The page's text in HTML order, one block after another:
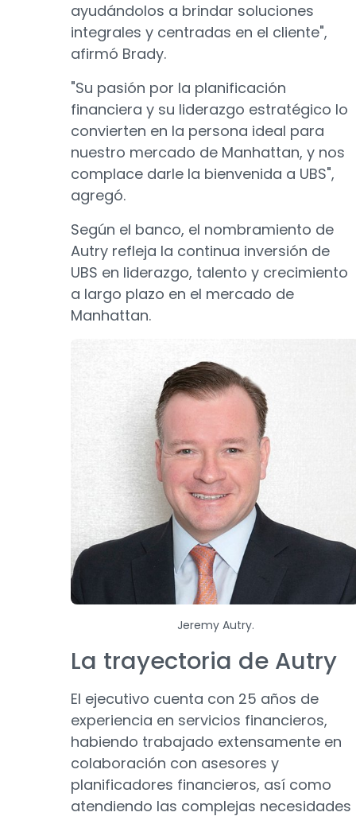
ayudándolos a brindar soluciones
integrales y centradas en el cliente",
afirmó Brady.
"Su pasión por la planificación
financiera y su liderazgo estratégico lo
convierten en la persona ideal para
nuestro mercado de Manhattan, y nos
complace darle la bienvenida a UBS",
agregó.
Según el banco, el nombramiento de
Autry refleja la continua inversión de
UBS en liderazgo, talento y crecimiento
a largo plazo en el mercado de
Manhattan.
Jeremy Autry.
La trayectoria de Autry
El ejecutivo cuenta con 25 años de
experiencia en servicios financieros,
habiendo trabajado extensamente en
colaboración con asesores y
planificadores financieros, así como
atendiendo las complejas necesidades